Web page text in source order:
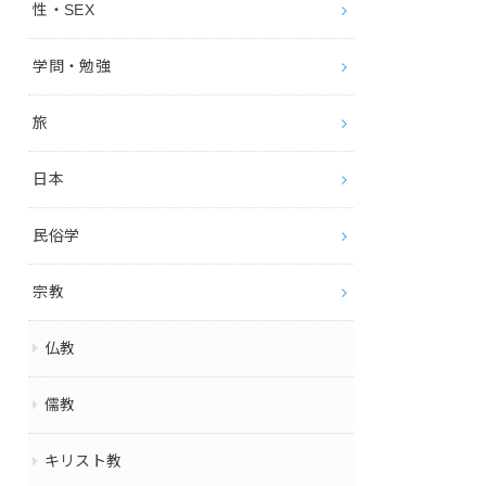
性・SEX
学問・勉強
旅
日本
民俗学
宗教
仏教
儒教
キリスト教